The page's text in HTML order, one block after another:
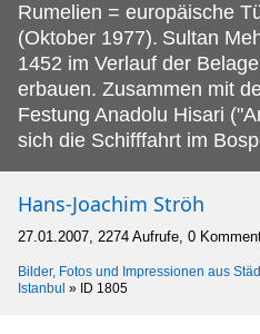
Rumelien = europäische
(Oktober 1977). Sultan
1452 im Verlauf der
erbauen. Zusammen mit
Festung Anadolu Hisari
sich die Schifffahrt im
Hans-Joachim Ströh
27.01.2007, 2274 Aufrufe, 0
Bilder, Fotos und Impressionen aus
Istanbul » ID 1805